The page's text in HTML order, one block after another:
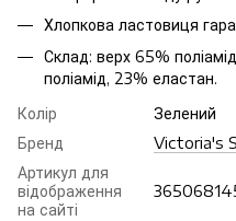
Хлопкова ластовиця
Склад: верх 65%
поліамід, 23% еластан.
Колір
Зелений
Бренд
Victoria's
Артикул для
відображення
на сайті